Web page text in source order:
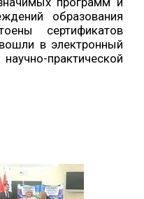
образования
сертификатов
в электронный
практической